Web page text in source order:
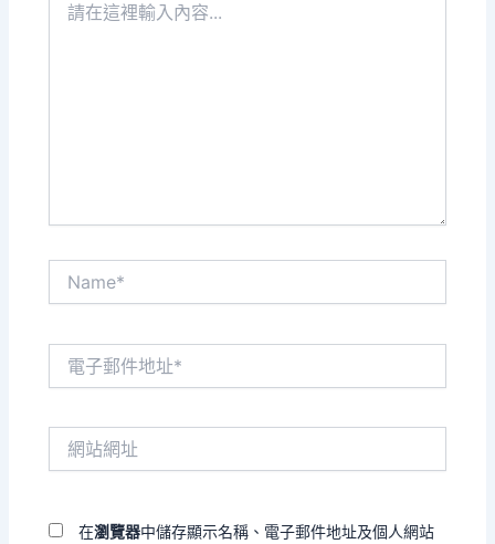
在瀏覽器中儲存顯示名稱、電子郵件地址及個人網站